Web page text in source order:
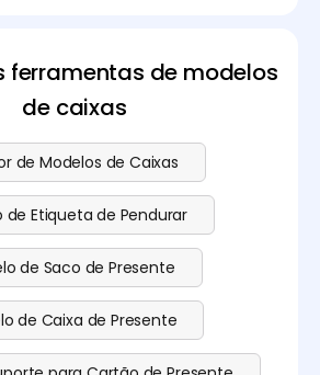
Visite a nossa
ferramentas de modelos
de caixas
de Modelos de Caixas
de Etiqueta de Pendurar
de Saco de Presente
de Caixa de Presente